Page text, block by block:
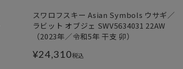
スワロフスキー Asian Symbols ウサギ／
ラビット オブジェ SWV5634031 22AW
（2023年／令和5年 干支 卯）
¥24,310税込